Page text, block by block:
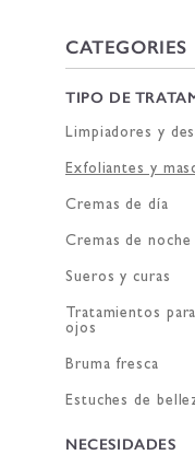
CATEGORIES
TIPO DE
Limpiadores y
Exfoliantes y
Cremas de día
Cremas de noche
Sueros y curas
Tratamientos
ojos
Bruma fresca
Estuches de
NECESIDADES